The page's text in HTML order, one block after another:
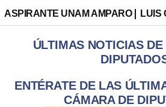
ASPIRANTE UNAM AMPARO LUIS
ÚLTIMAS NOTICIAS
ENTÉRATE DE LAS
CÁMARA DE